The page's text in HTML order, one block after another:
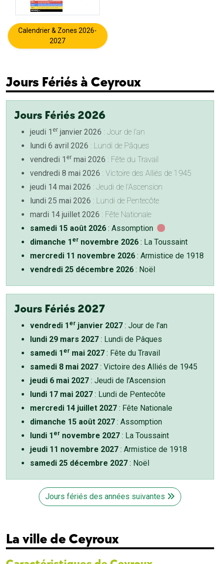
Calendrier & Zones 2026-
2027
Jours Fériés à Ceyroux
Jours Fériés 2026
jeudi 1 er janvier 2026 : Jour de l'an
lundi 6 avril 2026 : Lundi de Pâques
vendredi 1 er mai 2026 : Fête du Travail
vendredi 8 mai 2026 : Victoire des Alliés de 1945
jeudi 14 mai 2026 : Jeudi de l'Ascension
lundi 25 mai 2026 : Lundi de Pentecôte
mardi 14 juillet 2026 : Fête Nationale
samedi 15 août 2026 : Assomption
dimanche 1 er novembre 2026 : La Toussaint
mercredi 11 novembre 2026 : Armistice de 1918
vendredi 25 décembre 2026 : Noël
Jours Fériés 2027
vendredi 1 er janvier 2027 : Jour de l'an
lundi 29 mars 2027 : Lundi de Pâques
samedi 1 er mai 2027 : Fête du Travail
samedi 8 mai 2027 : Victoire des Alliés de 1945
jeudi 6 mai 2027 : Jeudi de l'Ascension
lundi 17 mai 2027 : Lundi de Pentecôte
mercredi 14 juillet 2027 : Fête Nationale
dimanche 15 août 2027 : Assomption
lundi 1 er novembre 2027 : La Toussaint
jeudi 11 novembre 2027 : Armistice de 1918
samedi 25 décembre 2027 : Noël
Jours fériés des années suivantes
La ville de Ceyroux